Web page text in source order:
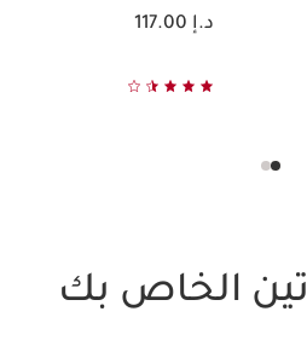
السعر الحالي هو د.إ 117.00
د.إ 117.00
الخاص بك